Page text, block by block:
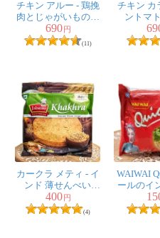
★ ★ ★★★たけし様
ダールスープを作りたくて
り参考にしております。週
するため、欠かせない調味
★ ★ ★★★ 匿名希望
オーガニックで安心して使
チキン アルー - 鶏挽
肉とじゃがいものカ
レー - Chicken
Aaloo Qeema
690円
(11)
チキン カ
ントマ
【
カークラ メティ - イ
ンド 薄せんべい
Khakhra Methi 180g
【Jobsons】
400円
(4)
WAIWAI
ールのイ
ヌードル
レー